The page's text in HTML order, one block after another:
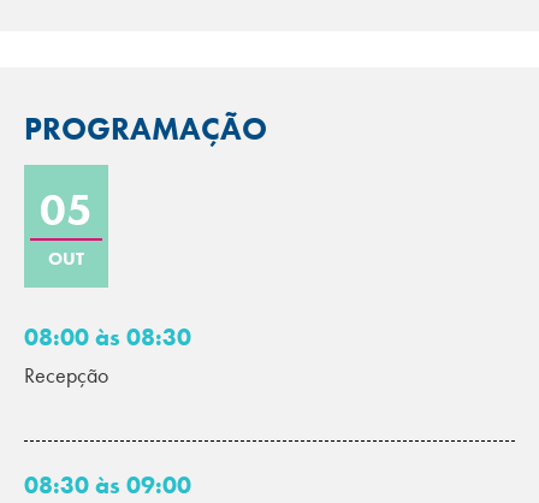
PROGRAMAÇÃO
05
OUT
08:00 às 08:30
Recepção
08:30 às 09:00